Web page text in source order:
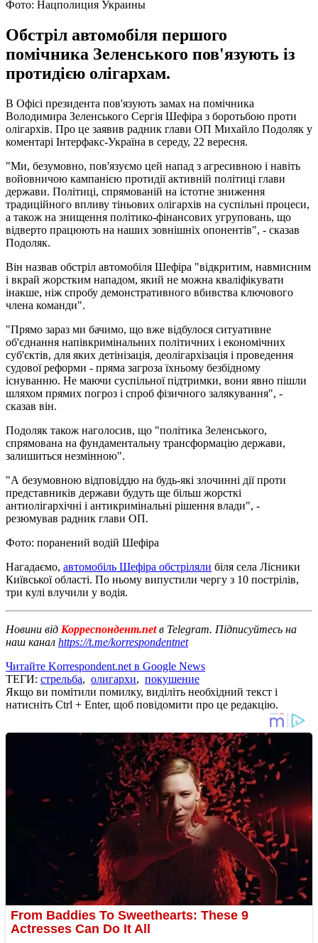
Фото: Нацполиция Украины
Обстріл автомобіля першого
помічника Зеленського пов'язують із
протидією олігархам.
В Офісі президента пов'язують замах на помічника
Володимира Зеленського Сергія Шефіра з боротьбою проти
олігархів. Про це заявив радник глави ОП Михайло Подоляк у
коментарі Інтерфакс-Україна в середу, 22 вересня.
"Ми, безумовно, пов'язуємо цей напад з агресивною і навіть
войовничою кампанією протидії активній політиці глави
держави. Політиці, спрямованій на істотне зниження
традиційного впливу тіньових олігархів на суспільні процеси,
а також на знищення політико-фінансових угруповань, що
відверто працюють на наших зовнішніх опонентів", - сказав
Подоляк.
Він назвав обстріл автомобіля Шефіра "відкритим, навмисним
і вкрай жорстким нападом, який не можна кваліфікувати
інакше, ніж спробу демонстративного вбивства ключового
члена команди".
"Прямо зараз ми бачимо, що вже відбулося ситуативне
об'єднання напівкримінальних політичних і економічних
суб'єктів, для яких детінізація, деолігархізація і проведення
судової реформи - пряма загроза їхньому безбідному
існуванню. Не маючи суспільної підтримки, вони явно пішли
шляхом прямих погроз і спроб фізичного залякування", -
сказав він.
Подоляк також наголосив, що "політика Зеленського,
спрямована на фундаментальну трансформацію держави,
залишиться незмінною".
"А безумовною відповіддю на будь-які злочинні дії проти
представників держави будуть ще більш жорсткі
антиолігархічні і антикримінальні рішення влади", -
резюмував радник глави ОП.
Фото: поранений водій Шефіра
Нагадаємо, автомобіль Шефіра обстріляли біля села Лісники
Київської області. По ньому випустили чергу з 10 пострілів,
три кулі влучили у водія.
Новини від Корреспондент.netв Telegram. Підписуйтесь на
наш канал https://t.me/korrespondentnet
Читайте Korrespondent.net в Google News
ТЕГИ: стрельба, олигархи, покушение
Якщо ви помітили помилку, виділіть необхідний текст і
натисніть Ctrl + Enter, щоб повідомити про це редакцію.